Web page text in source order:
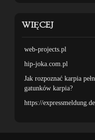
WIĘCEJ
web-projects.pl
hip-joka.com.pl
Jak rozpoznać karpia
gatunków karpia?
https://expressmeldung.de